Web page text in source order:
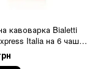
кавоварка Bialetti
Italia на 6 чашок
(270 мл)